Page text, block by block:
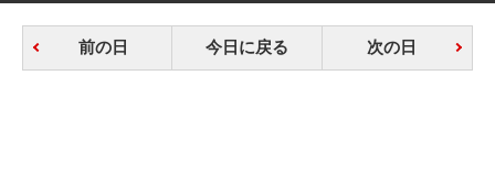
前の日 今日に戻る 次の日